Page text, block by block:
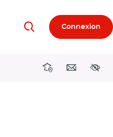
RechercherConnexion
DirectionsContact